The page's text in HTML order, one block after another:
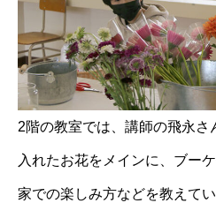
2階の教室では、講師の飛永
入れたお花をメインに、ブー
家での楽しみ方などを教えてい